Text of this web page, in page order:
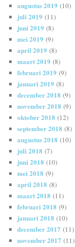
augustus 2019 (10)
juli 2019 (11)
juni 2019 (8)
mei 2019 (9)
april 2019 (8)
maart 2019 (8)
februari 2019 (9)
januari 2019 (8)
december 2018 (9)
november 2018 (9)
oktober 2018 (12)
september 2018 (8)
augustus 2018 (10)
juli 2018 (7)
juni 2018 (10)
mei 2018 (9)
april 2018 (8)
maart 2018 (11)
februari 2018 (9)
januari 2018 (10)
december 2017 (11)
november 2017 (11)